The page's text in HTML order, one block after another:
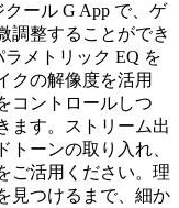
クール G App で、ゲ
調整することができ
メトリック EQ を
クの解像度を活用
コントロールしつ
ます。ストリーム出
ーンの取り入れ、
ご活用ください。理
見つけるまで、細か